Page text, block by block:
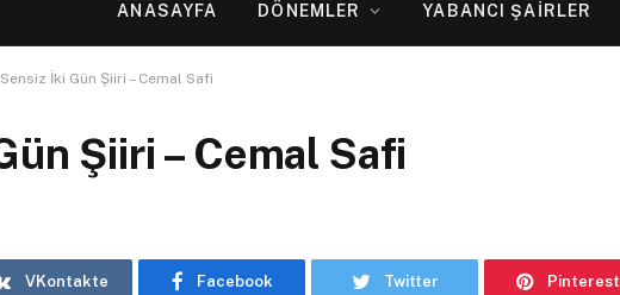
ANASAYFA DÖNEMLER YABANCI ŞAIRLER
Sensiz İki Gün Şiiri – Cemal Safi
Şiiri – Cemal Safi
VKontakte Facebook Twitter Pinterest